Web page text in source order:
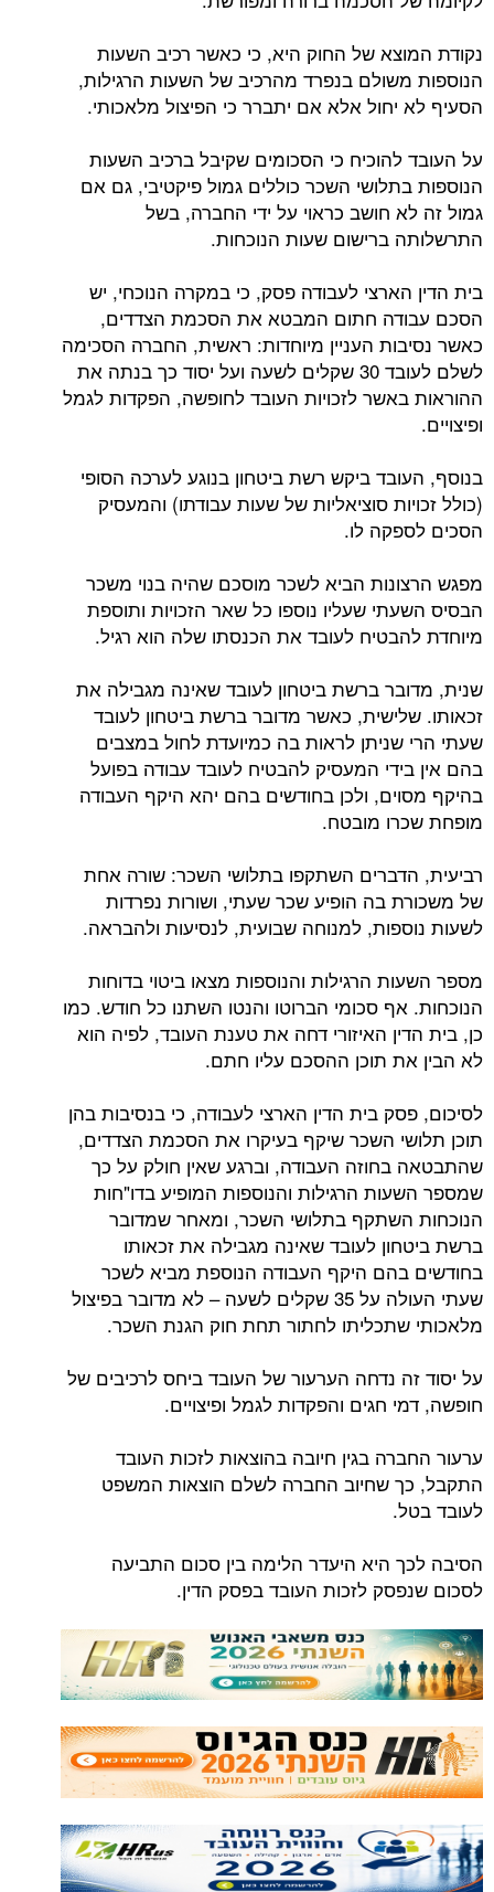
נקודת המוצא של החוק היא, כי כאשר רכיב השעות
הנוספות משולם בנפרד מהרכיב של השעות הרגילות,
הסעיף לא יחול אלא אם יתברר כי הפיצול מלאכותי.
על העובד להוכיח כי הסכומים שקיבל ברכיב השעות
הנוספות בתלושי השכר כוללים גמול פיקטיבי, גם אם
גמול זה לא חושב כראוי על ידי החברה, בשל
התרשלותה ברישום שעות הנוכחות.
בית הדין הארצי לעבודה פסק, כי במקרה הנוכחי, יש
הסכם עבודה חתום המבטא את הסכמת הצדדים,
כאשר נסיבות העניין מיוחדות: ראשית, החברה הסכימה
לשלם לעובד 30 שקלים לשעה ועל יסוד כך בנתה את
ההוראות באשר לזכויות העובד לחופשה, הפקדות לגמל
ופיצויים.
בנוסף, העובד ביקש רשת ביטחון בנוגע לערכה הסופי
(כולל זכויות סוציאליות של שעות עבודתו) והמעסיק
הסכים לספקה לו.
מפגש הרצונות הביא לשכר מוסכם שהיה בנוי משכר
הבסיס השעתי שעליו נוספו כל שאר הזכויות ותוספת
מיוחדת להבטיח לעובד את הכנסתו שלה הוא רגיל.
שנית, מדובר ברשת ביטחון לעובד שאינה מגבילה את
זכאותו. שלישית, כאשר מדובר ברשת ביטחון לעובד
שעתי הרי שניתן לראות בה כמיועדת לחול במצבים
בהם אין בידי המעסיק להבטיח לעובד עבודה בפועל
בהיקף מסוים, ולכן בחודשים בהם יהא היקף העבודה
מופחת שכרו מובטח.
רביעית, הדברים השתקפו בתלושי השכר: שורה אחת
של משכורת בה הופיע שכר שעתי, ושורות נפרדות
לשעות נוספות, למנוחה שבועית, לנסיעות ולהבראה.
מספר השעות הרגילות והנוספות מצאו ביטוי בדוחות
הנוכחות. אף סכומי הברוטו והנטו השתנו כל חודש. כמו
כן, בית הדין האיזורי דחה את טענת העובד, לפיה הוא
לא הבין את תוכן ההסכם עליו חתם.
לסיכום, פסק בית הדין הארצי לעבודה, כי בנסיבות בהן
תוכן תלושי השכר שיקף בעיקרו את הסכמת הצדדים,
שהתבטאה בחוזה העבודה, וברגע שאין חולק על כך
שמספר השעות הרגילות והנוספות המופיע בדו"חות
הנוכחות השתקף בתלושי השכר, ומאחר שמדובר
ברשת ביטחון לעובד שאינה מגבילה את זכאותו
בחודשים בהם היקף העבודה הנוספת מביא לשכר
שעתי העולה על 35 שקלים לשעה – לא מדובר בפיצול
מלאכותי שתכליתו לחתור תחת חוק הגנת השכר.
על יסוד זה נדחה הערעור של העובד ביחס לרכיבים של
חופשה, דמי חגים והפקדות לגמל ופיצויים.
ערעור החברה בגין חיובה בהוצאות לזכות העובד
התקבל, כך שחיוב החברה לשלם הוצאות המשפט
לעובד בטל.
הסיבה לכך היא היעדר הלימה בין סכום התביעה
לסכום שנפסק לזכות העובד בפסק הדין.